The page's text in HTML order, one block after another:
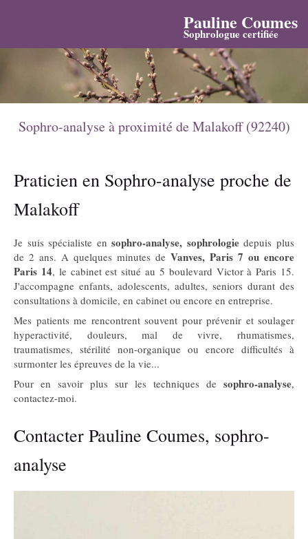
Pauline Coumes
Sophrologue certifiée
Sophro-analyse à proximité de Malakoff (92240)
Praticien en Sophro-analyse proche de
Malakoff
Je suis spécialiste ensophro-analyse, sophrologiedepuis plus
de 2 ans. A quelques minutes de Vanves, Paris 7 ou encore
Paris 14, le cabinet est situé au 5 boulevard Victor à Paris 15.
J'accompagne enfants, adolescents, adultes, seniors durant des
consultations à domicile, en cabinet ou encore en entreprise.
Mes patients me rencontrent souvent pour prévenir et soulager
hyperactivité, douleurs, mal de vivre, rhumatismes,
traumatismes, stérilité non-organique ou encore difficultés à
surmonter les épreuves de la vie...
Pour en savoir plus sur les techniques de sophro-analyse,
contactez-moi.
Contacter Pauline Coumes, sophro-
analyse